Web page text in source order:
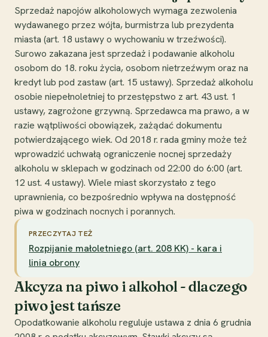
Sprzedaż napojów alkoholowych wymaga zezwolenia
wydawanego przez wójta, burmistrza lub prezydenta
miasta (art. 18 ustawy o wychowaniu w trzeźwości).
Surowo zakazana jest sprzedaż i podawanie alkoholu
osobom do 18. roku życia, osobom nietrzeźwym oraz na
kredyt lub pod zastaw (art. 15 ustawy). Sprzedaż alkoholu
osobie niepełnoletniej to przestępstwo z art. 43 ust. 1
ustawy, zagrożone grzywną. Sprzedawca ma prawo, a w
razie wątpliwości obowiązek, zażądać dokumentu
potwierdzającego wiek. Od 2018 r. rada gminy może też
wprowadzić uchwałą ograniczenie nocnej sprzedaży
alkoholu w sklepach w godzinach od 22:00 do 6:00 (art.
12 ust. 4 ustawy). Wiele miast skorzystało z tego
uprawnienia, co bezpośrednio wpływa na dostępność
piwa w godzinach nocnych i porannych.
PRZECZYTAJ TEŻ
Rozpijanie małoletniego (art. 208 KK) - kara i
linia obrony
Akcyza na piwo i alkohol - dlaczego
piwo jest tańsze
Opodatkowanie alkoholu reguluje ustawa z dnia 6 grudnia